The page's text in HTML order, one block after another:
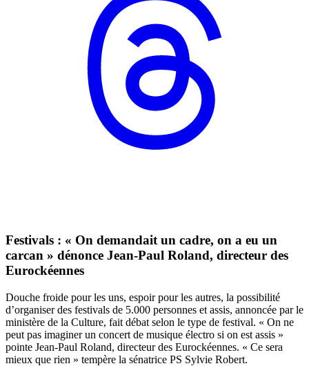
Festivals : « On demandait un cadre, on a eu un
carcan » dénonce Jean-Paul Roland, directeur des
Eurockéennes
Douche froide pour les uns, espoir pour les autres, la possibilité
d’organiser des festivals de 5.000 personnes et assis, annoncée par le
ministère de la Culture, fait débat selon le type de festival. « On ne
peut pas imaginer un concert de musique électro si on est assis »
pointe Jean-Paul Roland, directeur des Eurockéennes. « Ce sera
mieux que rien » tempère la sénatrice PS Sylvie Robert.